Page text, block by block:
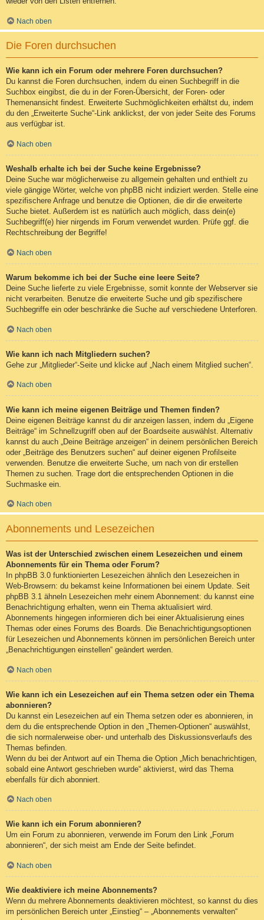
Nach oben
Die Foren durchsuchen
Wie kann ich ein Forum oder mehrere Foren durchsuchen?
Du kannst die Foren durchsuchen, indem du einen Suchbegriff in die
Suchbox eingibst, die du in der Foren-Übersicht, der Foren- oder
Themenansicht findest. Erweiterte Suchmöglichkeiten erhältst du, indem
du den „Erweiterte Suche“-Link anklickst, der von jeder Seite des Forums
aus verfügbar ist.
Nach oben
Weshalb erhalte ich bei der Suche keine Ergebnisse?
Deine Suche war möglicherweise zu allgemein gehalten und enthielt zu
viele gängige Wörter, welche von phpBB nicht indiziert werden. Stelle eine
spezifischere Anfrage und benutze die Optionen, die dir die erweiterte
Suche bietet. Außerdem ist es natürlich auch möglich, dass dein(e)
Suchbegriff(e) hier nirgends im Forum verwendet wurden. Prüfe ggf. die
Rechtschreibung der Begriffe!
Nach oben
Warum bekomme ich bei der Suche eine leere Seite?
Deine Suche lieferte zu viele Ergebnisse, somit konnte der Webserver sie
nicht verarbeiten. Benutze die erweiterte Suche und gib spezifischere
Suchbegriffe ein oder beschränke die Suche auf verschiedene Unterforen.
Nach oben
Wie kann ich nach Mitgliedern suchen?
Gehe zur „Mitglieder“-Seite und klicke auf „Nach einem Mitglied suchen“.
Nach oben
Wie kann ich meine eigenen Beiträge und Themen finden?
Deine eigenen Beiträge kannst du dir anzeigen lassen, indem du „Eigene
Beiträge“ im Schnellzugriff oben auf der Boardseite auswählst. Alternativ
kannst du auch „Deine Beiträge anzeigen“ in deinem persönlichen Bereich
oder „Beiträge des Benutzers suchen“ auf deiner eigenen Profilseite
verwenden. Benutze die erweiterte Suche, um nach von dir erstellen
Themen zu suchen. Trage dort die entsprechenden Optionen in die
Suchmaske ein.
Nach oben
Abonnements und Lesezeichen
Was ist der Unterschied zwischen einem Lesezeichen und einem
Abonnements für ein Thema oder Forum?
In phpBB 3.0 funktionierten Lesezeichen ähnlich den Lesezeichen in
Web-Browsern: du bekamst keine Informationen bei einem Update. Seit
phpBB 3.1 ähneln Lesezeichen mehr einem Abonnement: du kannst eine
Benachrichtigung erhalten, wenn ein Thema aktualisiert wird.
Abonnements hingegen informieren dich bei einer Aktualisierung eines
Themas oder eines Forums des Boards. Die Benachrichtigungsoptionen
für Lesezeichen und Abonnements können im persönlichen Bereich unter
„Benachrichtigungen einstellen“ geändert werden.
Nach oben
Wie kann ich ein Lesezeichen auf ein Thema setzen oder ein Thema
abonnieren?
Du kannst ein Lesezeichen auf ein Thema setzen oder es abonnieren, in
dem du die entsprechende Option in den „Themen-Optionen“ auswählst,
die sich normalerweise ober- und unterhalb des Diskussionsverlaufs des
Themas befinden.
Wenn du bei der Antwort auf ein Thema die Option „Mich benachrichtigen,
sobald eine Antwort geschrieben wurde“ aktivierst, wird das Thema
ebenfalls für dich abonniert.
Nach oben
Wie kann ich ein Forum abonnieren?
Um ein Forum zu abonnieren, verwende im Forum den Link „Forum
abonnieren“, der sich meist am Ende der Seite befindet.
Nach oben
Wie deaktiviere ich meine Abonnements?
Wenn du mehrere Abonnements deaktivieren möchtest, so kannst du dies
im persönlichen Bereich unter „Einstieg“ – „Abonnements verwalten“